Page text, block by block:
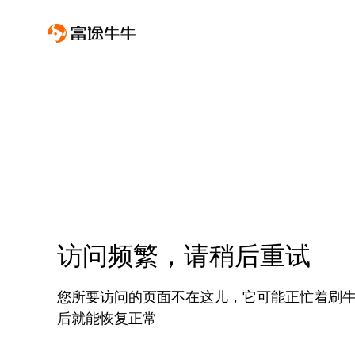
访问频繁，请稍后重试
您所要访问的页面不在这儿，它可能正忙着刷
后就能恢复正常